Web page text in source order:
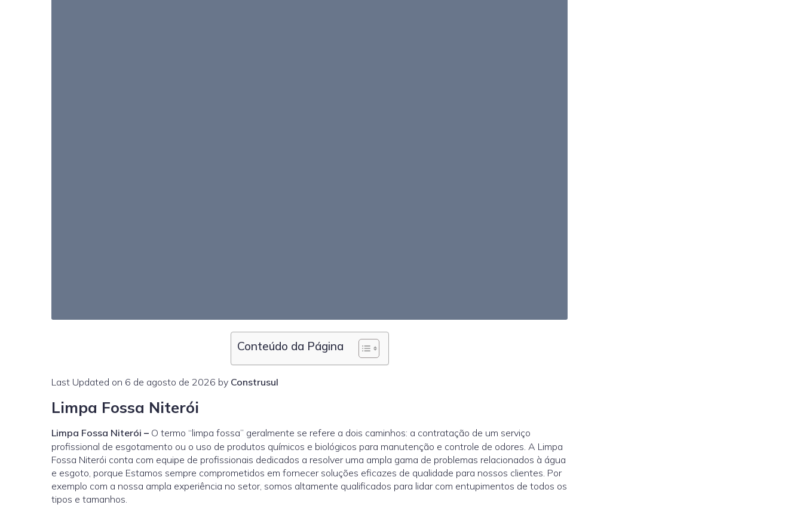
Conteúdo da Página
Last Updated on 6 de agosto de 2026 by Construsul
Limpa Fossa Niterói
Limpa Fossa Niterói – O termo “limpa fossa” geralmente se refere a dois caminhos: a contratação de um serviço
profissional de esgotamento ou o uso de produtos químicos e biológicos para manutenção e controle de odores. A Limpa
Fossa Niterói conta com equipe de profissionais dedicados a resolver uma ampla gama de problemas relacionados à água
e esgoto, porque Estamos sempre comprometidos em fornecer soluções eficazes de qualidade para nossos clientes. Por
exemplo com a nossa ampla experiência no setor, somos altamente qualificados para lidar com entupimentos de todos os
tipos e tamanhos.